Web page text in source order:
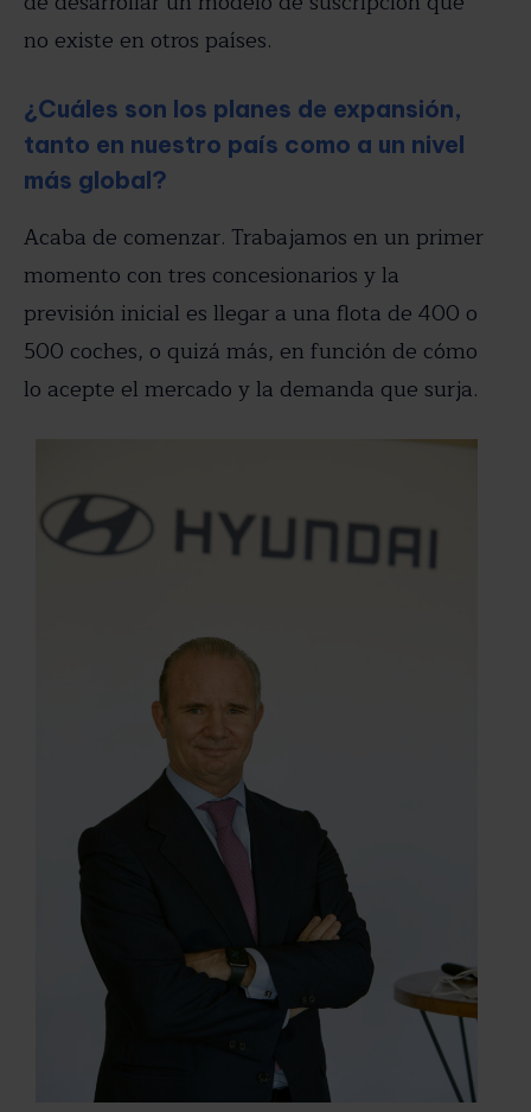
no existe en otros países.
¿Cuáles son los planes de expansión,
tanto en nuestro país como a un nivel
más global?
Acaba de comenzar. Trabajamos en un primer
momento con tres concesionarios y la
previsión inicial es llegar a una flota de 400 o
500 coches, o quizá más, en función de cómo
lo acepte el mercado y la demanda que surja.